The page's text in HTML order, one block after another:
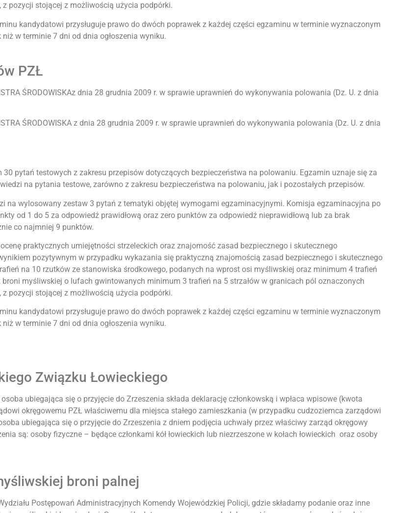
pozycji stojącej z możliwością użycia podpórki.
kandydatowi przysługuje prawo do dwóch poprawek z każdej części egzaminu w terminie wyznaczonym
w terminie 7 dni od dnia ogłoszenia wyniku.
PZŁ
ŚRODOWISKAz dnia 28 grudnia 2009 r. w sprawie uprawnień do wykonywania polowania (Dz. U. z dnia
ŚRODOWISKA z dnia 28 grudnia 2009 r. w sprawie uprawnień do wykonywania polowania (Dz. U. z dnia
30 pytań testowych z zakresu przepisów dotyczących bezpieczeństwa na polowaniu. Egzamin uznaje się za
na pytania testowe, zarówno z zakresu bezpieczeństwa na polowaniu, jak i pozostałych przepisów.
na wylosowany zestaw 3 pytań z tematyki objętej wymogami egzaminacyjnymi. Komisja egzaminacyjna po
od 1 do 5 za odpowiedź prawidłową oraz zero punktów za odpowiedź nieprawidłową lub za brak
co najmniej 9 punktów.
praktycznych umiejętności strzeleckich oraz znajomość zasad bezpiecznego i skutecznego
pozytywnym w przypadku wykazania się praktyczną znajomością zasad bezpiecznego i skutecznego
na 10 rzutków ze stanowiska środkowego, podanych na wprost osi myśliwskiej oraz minimum 4 trafień
myśliwskiej o lufach gwintowanych minimum 3 trafień na 5 strzałów w granicach pól oznaczonych
pozycji stojącej z możliwością użycia podpórki.
kandydatowi przysługuje prawo do dwóch poprawek z każdej części egzaminu w terminie wyznaczonym
w terminie 7 dni od dnia ogłoszenia wyniku.
Związku Łowieckiego
ubiegająca się o przyjęcie do Zrzeszenia składa deklarację członkowską i wpłaca wpisowe (kwota
okręgowemu PZŁ właściwemu dla miejsca stałego zamieszkania (w przypadku cudzoziemca zarządowi
ubiegająca się o przyjęcie do Zrzeszenia z dniem podjęcia uchwały przez właściwy zarząd okręgowy
są: osoby fizyczne – będące członkami kół łowieckich lub niezrzeszone w kołach łowieckich oraz osoby
broni palnej
Postępowań Administracyjnych Komendy Wojewódzkiej Policji, gdzie składamy podanie oraz inne